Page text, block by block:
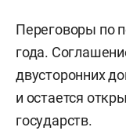
Переговоры по
года.
двусторонних
и остается
государств.